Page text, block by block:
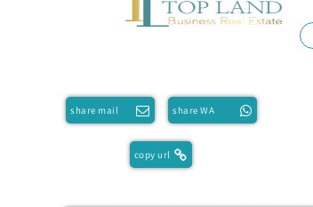
share WA
share mail
copy url